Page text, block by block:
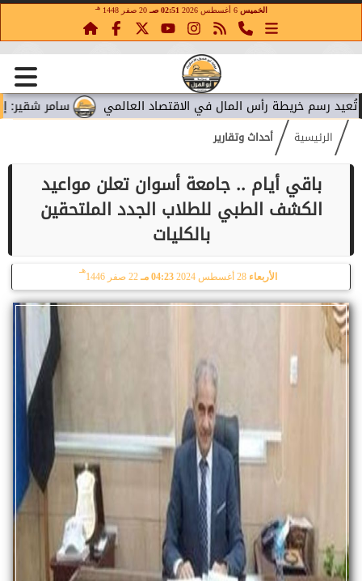
الخميس 6 أغسطس 2026 02:51 صـ 20 صفر 1448 هـ
سامر شقير: إنفاق خريطة رأس المال في الاقتصاد العالمي
الرئيسية أحداث وتقارير
باقي أيام .. جامعة أسوان تعلن مواعيد
الكشف الطبي للطلاب الجدد الملتحقين
بالكليات
الأربعاء 28 أغسطس 2024 04:23 مـ 22 صفر 1446
هـ